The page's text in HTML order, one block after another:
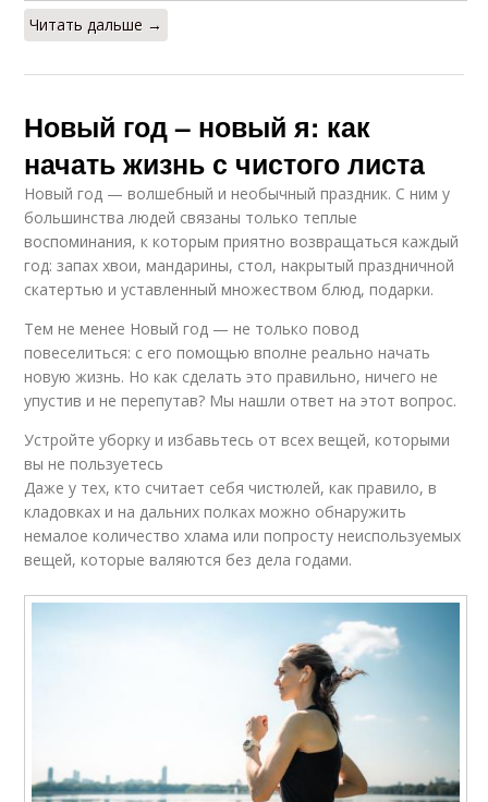
Читать дальше →
Новый год – новый я: как
начать жизнь с чистого листа
Новый год — волшебный и необычный праздник. С ним у
большинства людей связаны только теплые
воспоминания, к которым приятно возвращаться каждый
год: запах хвои, мандарины, стол, накрытый праздничной
скатертью и уставленный множеством блюд, подарки.
Тем не менее Новый год — не только повод
повеселиться: с его помощью вполне реально начать
новую жизнь. Но как сделать это правильно, ничего не
упустив и не перепутав? Мы нашли ответ на этот вопрос.
Устройте уборку и избавьтесь от всех вещей, которыми
вы не пользуетесь
Даже у тех, кто считает себя чистюлей, как правило, в
кладовках и на дальних полках можно обнаружить
немалое количество хлама или попросту неиспользуемых
вещей, которые валяются без дела годами.